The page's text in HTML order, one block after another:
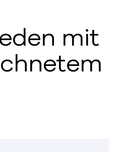
mit